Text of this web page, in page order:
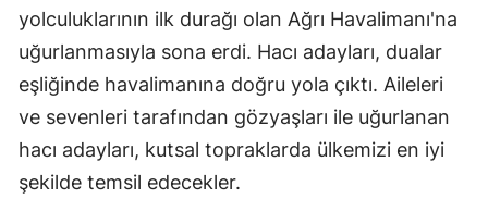
yolculuklarının ilk durağı olan Ağrı Havalimanı'na
uğurlanmasıyla sona erdi. Hacı adayları, dualar
eşliğinde havalimanına doğru yola çıktı. Aileleri
ve sevenleri tarafından gözyaşları ile uğurlanan
hacı adayları, kutsal topraklarda ülkemizi en iyi
şekilde temsil edecekler.